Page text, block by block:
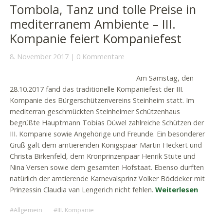
Tombola, Tanz und tolle Preise in
mediterranem Ambiente – III.
Kompanie feiert Kompaniefest
8. November 2017 0 Kommentare
Am Samstag, den
28.10.2017 fand das traditionelle Kompaniefest der III.
Kompanie des Bürgerschützenvereins Steinheim statt. Im
mediterran geschmückten Steinheimer Schützenhaus
begrüßte Hauptmann Tobias Düwel zahlreiche Schützen der
III. Kompanie sowie Angehörige und Freunde. Ein besonderer
Gruß galt dem amtierenden Königspaar Martin Heckert und
Christa Birkenfeld, dem Kronprinzenpaar Henrik Stute und
Nina Versen sowie dem gesamten Hofstaat. Ebenso durften
natürlich der amtierende Karnevalsprinz Volker Böddeker mit
Prinzessin Claudia van Lengerich nicht fehlen. Weiterlesen
Allgemein III. Kompanie